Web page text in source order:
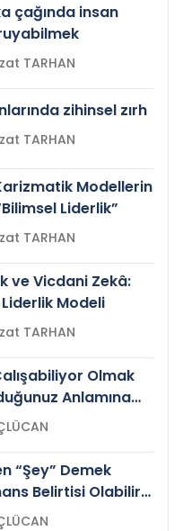
çağında insan
Prof.Dr. Nevzat TARHAN
zihinsel zırh
Prof.Dr. Nevzat TARHAN
Modellerin
Liderlik”
Prof.Dr. Nevzat TARHAN
ve Vicdani Zekâ:
Modeli
Prof.Dr. Nevzat TARHAN
Olmak
Anlamına
GÜÇLÜCAN
“Şey” Demek
Belirtisi Olabilir
GÜÇLÜCAN